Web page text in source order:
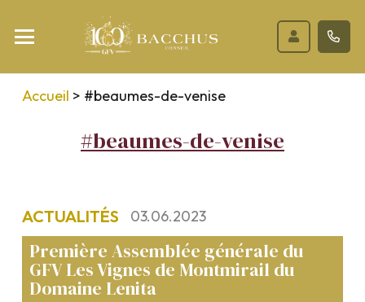
Accueil > #beaumes-de-venise
#beaumes-de-venise
ACTUALITÉS 03.06.2023
Première Assemblée générale du
GFV Les Vignes de Montmirail du
Domaine Lenita